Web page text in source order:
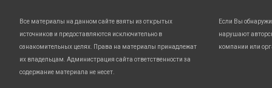
Все материалы на данном сайте взяты из открытых
источников и предоставляются исключительно в
ознакомительных целях. Права на материалы принадлежат
их владельцам. Администрация сайта ответственности за
содержание материала не несет.
Если Вы
нарушают
компании или